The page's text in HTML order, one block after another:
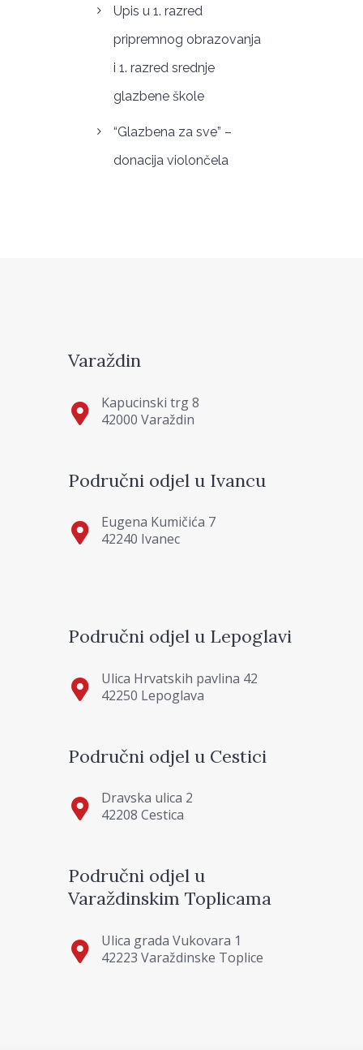
Upis u 1. razred
pripremnog obrazovanja
i 1. razred srednje
glazbene škole
“Glazbena za sve” –
donacija violončela
Varaždin
Kapucinski trg 8
42000 Varaždin
Područni odjel u Ivancu
Eugena Kumičića 7
42240 Ivanec
Područni odjel u Lepoglavi
Ulica Hrvatskih pavlina 42
42250 Lepoglava
Područni odjel u Cestici
Dravska ulica 2
42208 Cestica
Područni odjel u
Varaždinskim Toplicama
Ulica grada Vukovara 1
42223 Varaždinske Toplice